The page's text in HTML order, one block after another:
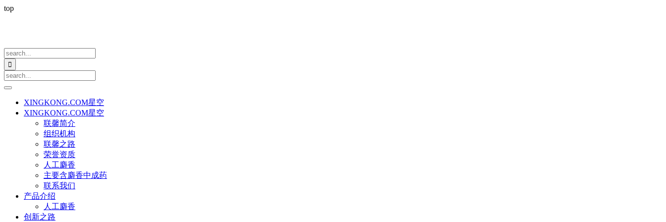
top

XINGKONG.COM星空
XINGKONG.COM星空
联馨简介
组织机构
联馨之路
荣誉资质
人工麝香
主要含麝香中成药
联系我们
产品介绍
人工麝香
创新之路